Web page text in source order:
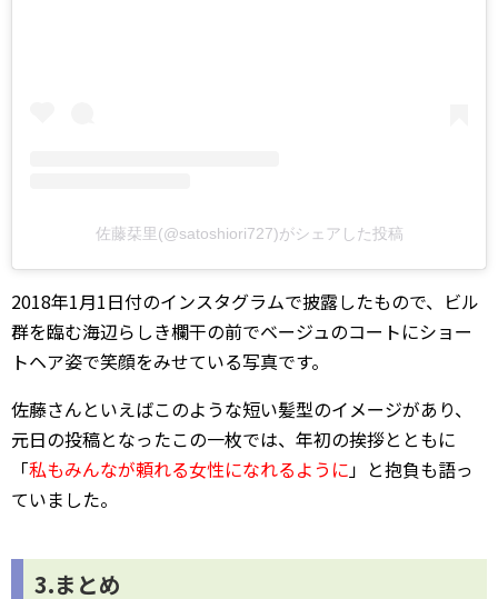
佐藤栞里(@satoshiori727)がシェアした投稿
2018年1月1日付のインスタグラムで披露したもので、ビル
群を臨む海辺らしき欄干の前でベージュのコートにショー
トヘア姿で笑顔をみせている写真です。
佐藤さんといえばこのような短い髪型のイメージがあり、
元日の投稿となったこの一枚では、年初の挨拶とともに
「私もみんなが頼れる女性になれるように」と抱負も語っ
ていました。
3.まとめ